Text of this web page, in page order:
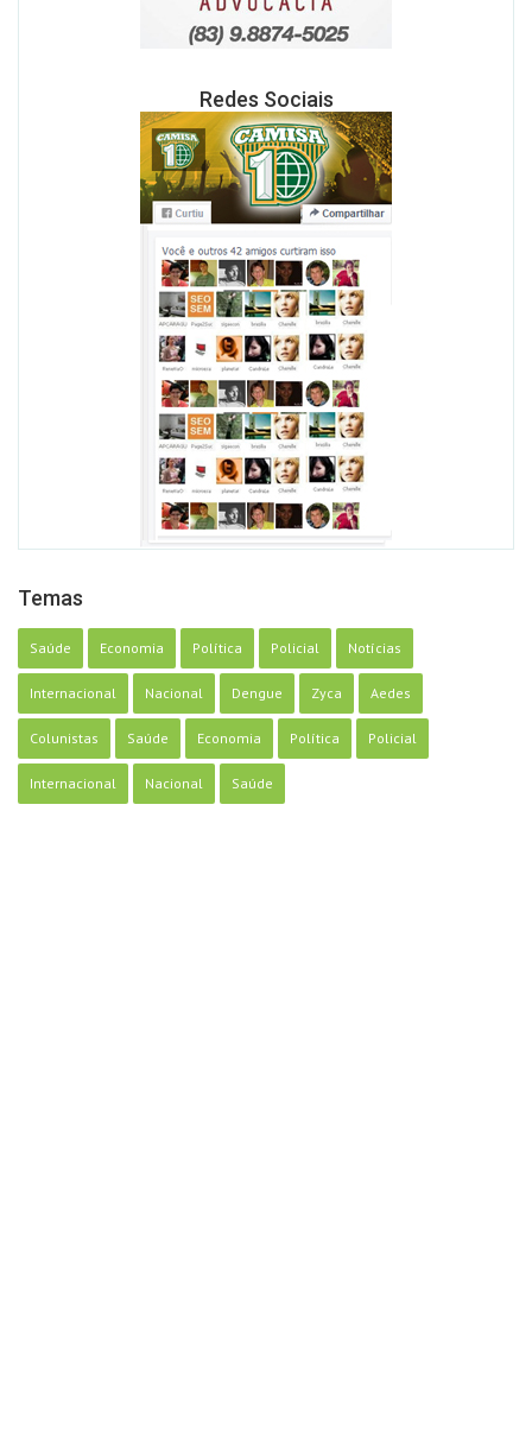
Redes Sociais
Temas
Saúde Economia Política Policial Notícias
Internacional Nacional Dengue Zyca Aedes
Colunistas Saúde Economia Política Policial
Internacional Nacional Saúde